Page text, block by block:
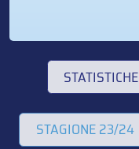
STATISTICHE